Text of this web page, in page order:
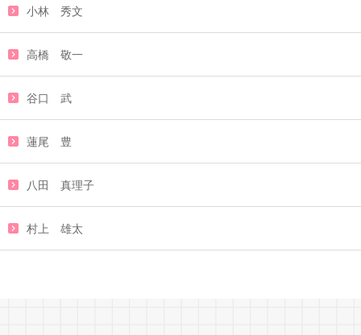
小林 秀文
高橋 敬一
谷口 武
蓮尾 豊
八田 真理子
村上 雄太